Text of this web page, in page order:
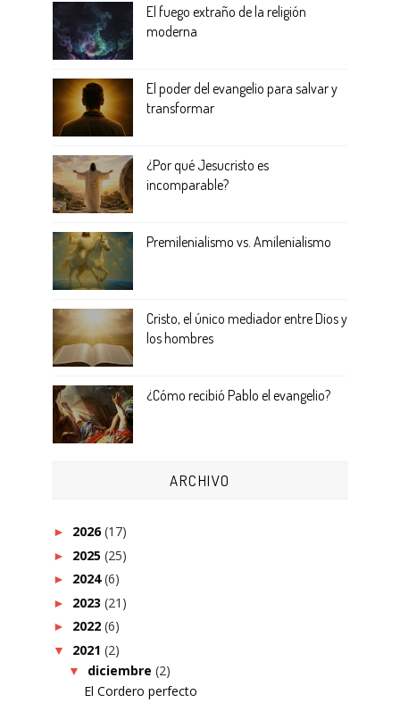
El fuego extraño de la religión
moderna
El poder del evangelio para salvar y
transformar
¿Por qué Jesucristo es
incomparable?
Premilenialismo vs. Amilenialismo
Cristo, el único mediador entre Dios y
los hombres
¿Cómo recibió Pablo el evangelio?
ARCHIVO
► 2026(17)
► 2025 (25)
► 2024(6)
► 2023 (21)
► 2022 (6)
▼ 2021 (2)
▼ diciembre (2)
El Cordero perfecto